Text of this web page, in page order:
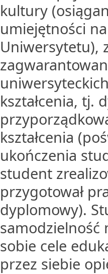
kultury
umiejętności
Uniwersytetu),
kształcenia, tj.
kształcenia
ukończenia
student
przygotował
dyplomowy).
samodzielność
sobie cele
przez siebie